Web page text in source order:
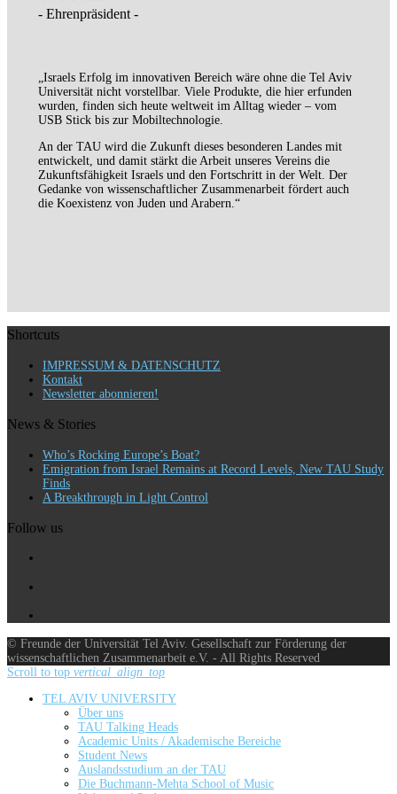
- Ehrenpräsident -
„Israels Erfolg im innovativen Bereich wäre ohne die Tel Aviv
Universität nicht vorstellbar. Viele Produkte, die hier erfunden
wurden, finden sich heute weltweit im Alltag wieder – vom
USB Stick bis zur Mobiltechnologie.
An der TAU wird die Zukunft dieses besonderen Landes mit
entwickelt, und damit stärkt die Arbeit unseres Vereins die
Zukunftsfähigkeit Israels und den Fortschritt in der Welt. Der
Gedanke von wissenschaftlicher Zusammenarbeit fördert auch
die Koexistenz von Juden und Arabern.“
Shortcuts
IMPRESSUM & DATENSCHUTZ
Kontakt
Newsletter abonnieren!
News & Stories
Who’s Rocking Europe’s Boat?
Emigration from Israel Remains at Record Levels, New TAU Study
Finds
A Breakthrough in Light Control
Follow us
© Freunde der Universität Tel Aviv. Gesellschaft zur Förderung der
wissenschaftlichen Zusammenarbeit e.V. - All Rights Reserved
Scroll to top vertical_align_top
TEL AVIV UNIVERSITY
Über uns
TAU Talking Heads
Academic Units / Akademische Bereiche
Student News
Auslandsstudium an der TAU
Die Buchmann-Mehta School of Music